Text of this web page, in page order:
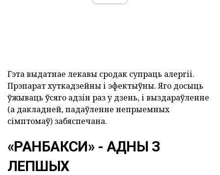
Гэта выдатнае лекавы сродак супраць алергіі.
Прэпарат хуткадзейны і эфектыўны. Яго досыць
ўжываць ўсяго адзін раз у дзень, і выздараўленне
(а дакладней, падаўленне непрыемных
сімптомаў) забяспечана.
«РАНБАКСИ» - АДНЫ З
ЛЕПШЫХ